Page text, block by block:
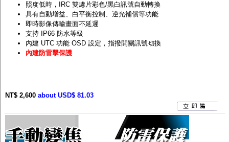
照度低時，IRC 雙濾片彩色/黑白訊號自動轉換
具有自動增益、白平衡控制、逆光補償等功能
即時影像傳輸畫面不延遲
支持 IP66 防水等級
內建 UTC 功能 OSD 設定，指撥開關訊號切換
內建防雷擊保護
NT$ 2,600 about USD$ 81.03